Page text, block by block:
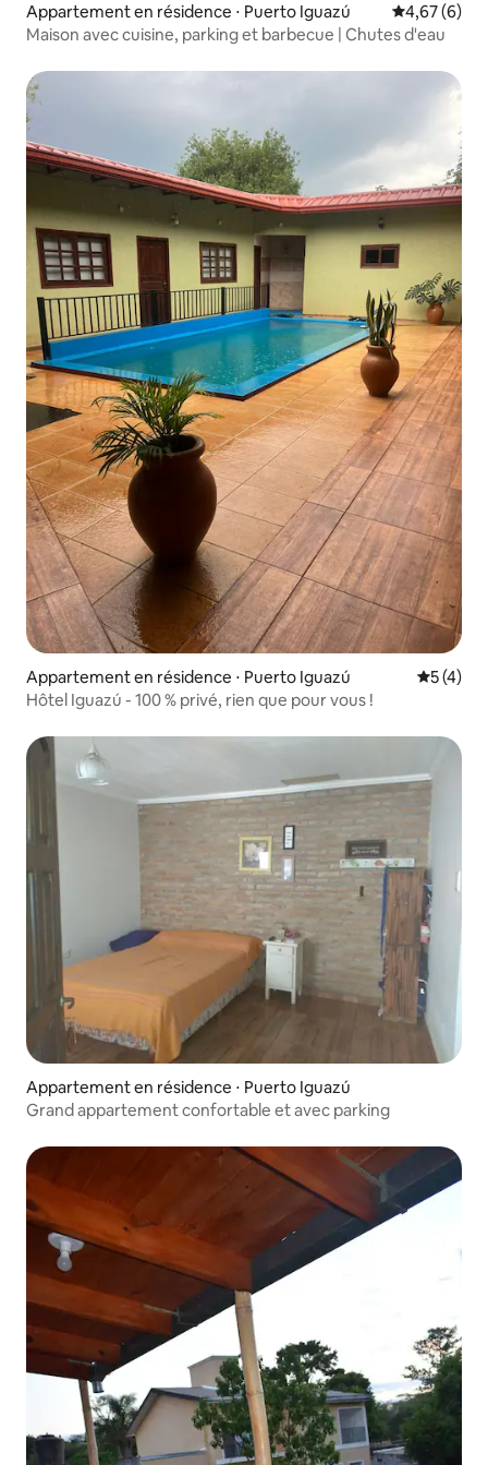
Appartement en résidence ⋅ Puerto Iguazú Évaluation
4,67 (6)
Maison avec cuisine, parking et barbecue | Chutes d'eau
Appartement en résidence ⋅ Puerto Iguazú
5 (4)
Hôtel Iguazú - 100 % privé, rien que pour vous !
Appartement en résidence ⋅ Puerto Iguazú
Grand appartement confortable et avec parking